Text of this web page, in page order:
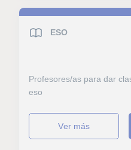
ESO
Profesores/as para dar
eso
ver más